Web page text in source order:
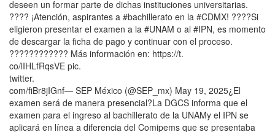
deseen un formar parte de dichas instituciones universitarias.
???? ¡Atención, aspirantes a #bachillerato en la #CDMX! ????Si
eligieron presentar el examen a la #UNAM o al #IPN, es momento
de descargar la ficha de pago y continuar con el proceso.
???????????? Más información en: https://t.
co/lIHLfRqsVE pic.
twitter.
com/fiBr8jIGnf— SEP México (@SEP_mx) May 19, 2025¿El
examen será de manera presencial?La DGCS informa que el
examen para el ingreso al bachillerato de la UNAMy el IPN se
aplicará en línea a diferencia del Comipems que se presentaba